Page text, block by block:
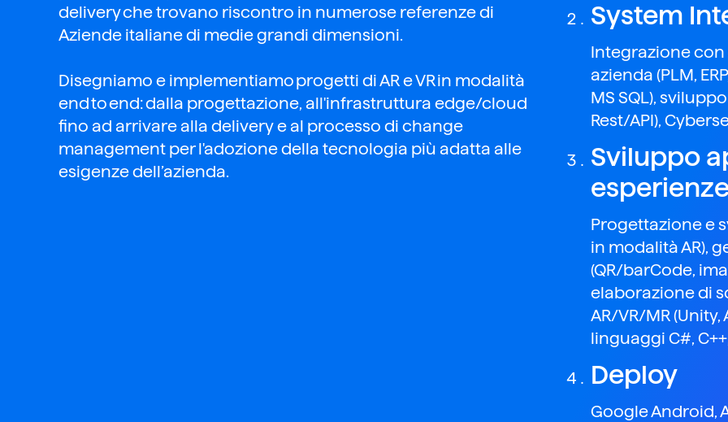
delivery che trovano riscontro in numerose referenze di
Aziende italiane di medie grandi dimensioni.
Disegniamo e implementiamo progetti di AR e VRin modalità
end to end: dalla progettazione, all'infrastruttura edge/cloud
fino ad arrivare alla delivery e al processo di change
management per l'adozione della tecnologia più adatta alle
esigenzedell’azienda.
System
Integrazione con
azienda (PLM,
MS SQL),
Rest/API),
Sviluppo
Progettazione e
in modalità AR),
(QR/barCode,
elaborazione di
AR/VR/MR (Unity,
linguaggi C#,
Deploy
Google Android,